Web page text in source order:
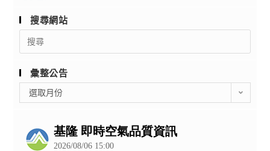
搜尋網站
Search
for:
彙整公告
整
選取月份